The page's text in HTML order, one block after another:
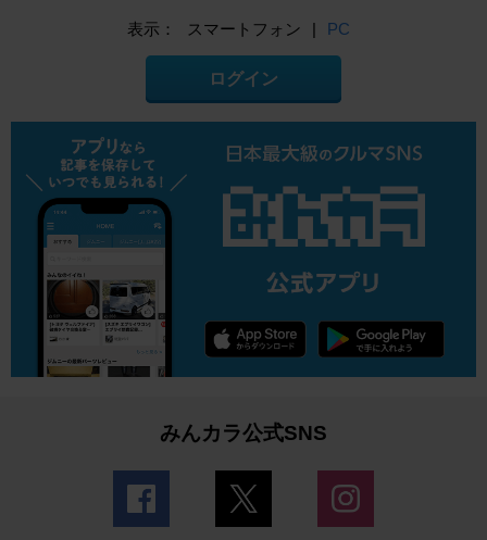
表示： スマートフォン | PC
ログイン
みんカラ公式SNS